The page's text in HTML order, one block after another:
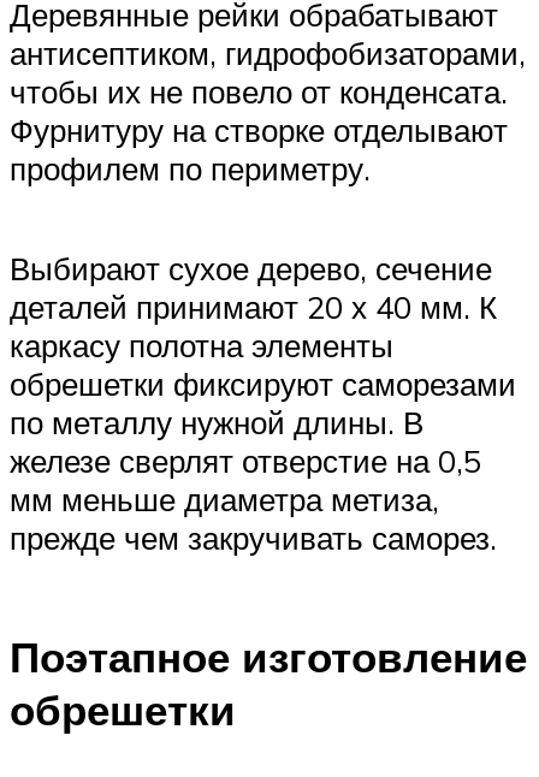
Деревянные рейки обрабатывают
антисептиком, гидрофобизаторами,
чтобы их не повело от конденсата.
Фурнитуру на створке отделывают
профилем по периметру.
Выбирают сухое дерево, сечение
деталей принимают 20 х 40 мм. К
каркасу полотна элементы
обрешетки фиксируют саморезами
по металлу нужной длины. В
железе сверлят отверстие на 0,5
мм меньше диаметра метиза,
прежде чем закручивать саморез.
Поэтапное изготовление
обрешетки